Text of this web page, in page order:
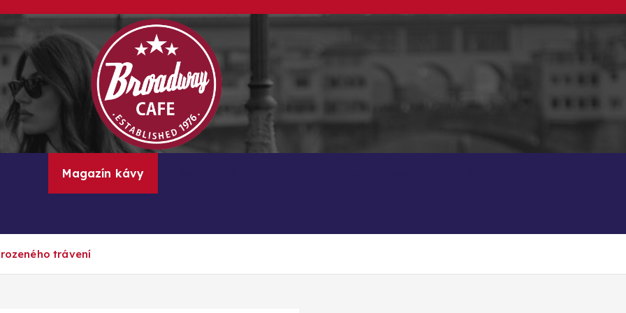
Kávové recepty, lifestyle a trendy inspirace
Magazín kávy
trávení